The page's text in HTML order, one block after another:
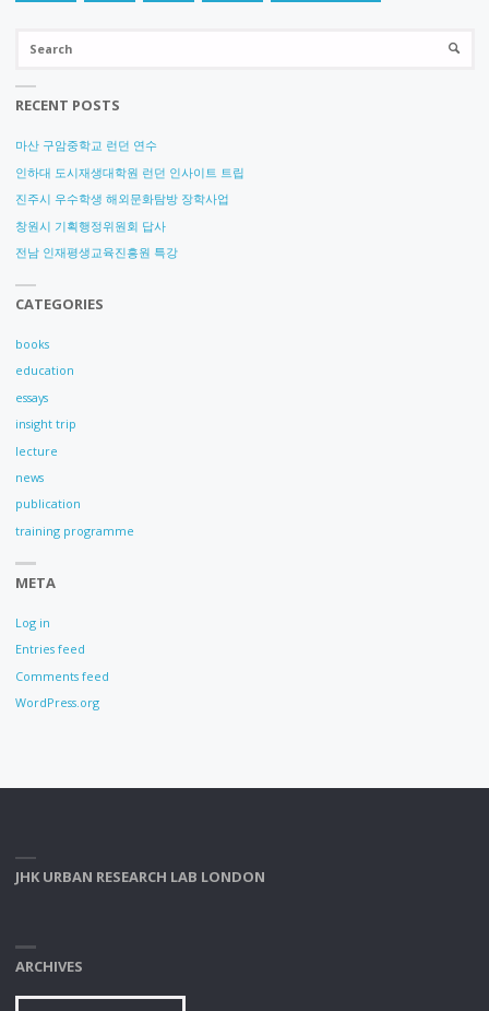
RECENT POSTS
마산 구암중학교 런던 연수
인하대 도시재생대학원 런던 인사이트 트립
진주시 우수학생 해외문화탐방 장학사업
창원시 기획행정위원회 답사
전남 인재평생교육진흥원 특강
CATEGORIES
books
education
essays
insight trip
lecture
news
publication
training programme
META
Log in
Entries feed
Comments feed
WordPress.org
JHK URBAN RESEARCH LAB LONDON
ARCHIVES
Archives